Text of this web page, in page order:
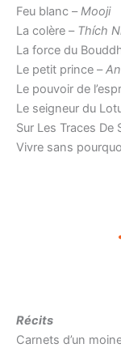
Feu blanc –Mooji
La colère – Thích
La force du
Le petit prince –
Le pouvoir de
Le seigneur du
Sur Les Traces De
Vivre sans
Récits
Carnets d’un